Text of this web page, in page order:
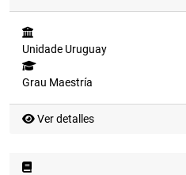
Unidade Uruguay
Grau Maestría
Ver detalles